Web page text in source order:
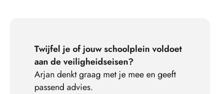
Twijfel je of jouw schoolplein voldoet
aan de veiligheidseisen?
Arjan denkt graag met je mee en geeft
passend advies.